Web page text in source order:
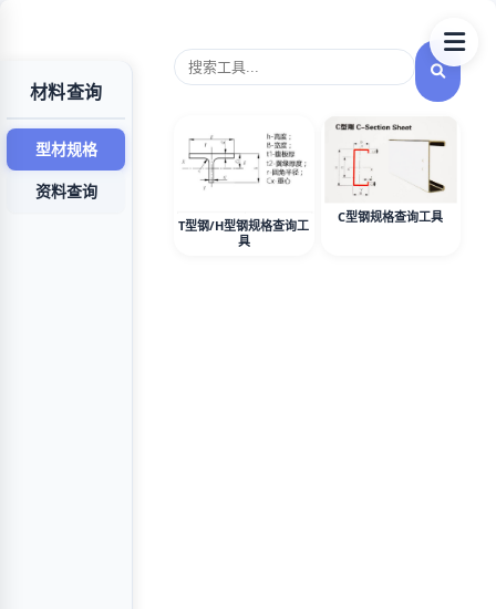
材料查询
型材规格
资料查询
T型钢/H型钢规格查询工
具
C型钢规格查询工具